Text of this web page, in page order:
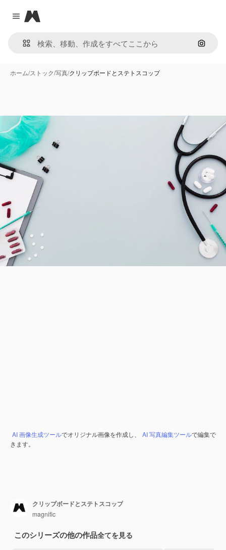
Close menu
Magnific
画像で
ホーム/ストック/写真/クリップボードとステトスコップ
AI 画像生成ツールでオリジナル画像を作成し、 AI 写真編集ツールで編集で
きます。
クリップボードとステトスコップ
magnific
このシリーズの他の作品全てを見る